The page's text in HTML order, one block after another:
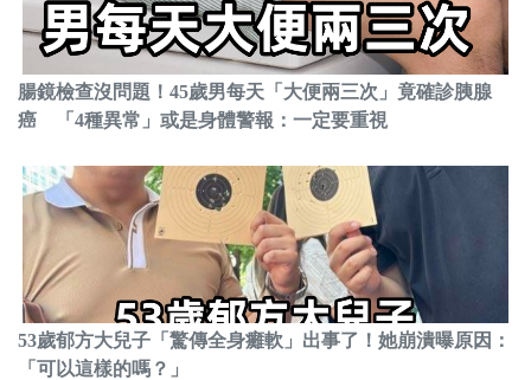
腸鏡檢查沒問題！45歲男每天「大便兩三次」竟確診胰腺
癌 「4種異常」或是身體警報：一定要重視
53歲郁方大兒子「驚傳全身癱軟」出事了！她崩潰曝原因：
「可以這樣的嗎？」